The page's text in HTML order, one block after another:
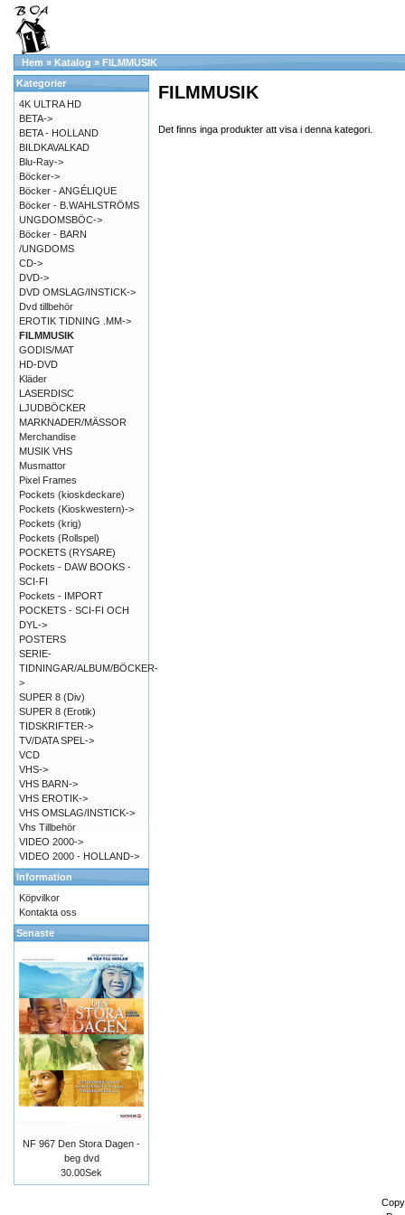
Hem » Katalog » FILMMUSIK
FILMMUSIK
Det finns inga produkter att visa i denna kategori.
Kategorier
4K ULTRA HD
BETA->
BETA - HOLLAND
BILDKAVALKAD
Blu-Ray->
Böcker->
Böcker - ANGÉLIQUE
Böcker - B.WAHLSTRÖMS
UNGDOMSBÖC->
Böcker - BARN
/UNGDOMS
CD->
DVD->
DVD OMSLAG/INSTICK->
Dvd tillbehör
EROTIK TIDNING .MM->
FILMMUSIK
GODIS/MAT
HD-DVD
Kläder
LASERDISC
LJUDBÖCKER
MARKNADER/MÄSSOR
Merchandise
MUSIK VHS
Musmattor
Pixel Frames
Pockets (kioskdeckare)
Pockets (Kioskwestern)->
Pockets (krig)
Pockets (Rollspel)
POCKETS (RYSARE)
Pockets - DAW BOOKS -
SCI-FI
Pockets - IMPORT
POCKETS - SCI-FI OCH
DYL->
POSTERS
SERIE-
TIDNINGAR/ALBUM/BÖCKER-
>
SUPER 8 (Div)
SUPER 8 (Erotik)
TIDSKRIFTER->
TV/DATA SPEL->
VCD
VHS->
VHS BARN->
VHS EROTIK->
VHS OMSLAG/INSTICK->
Vhs Tillbehör
VIDEO 2000->
VIDEO 2000 - HOLLAND->
Information
Köpvilkor
Kontakta oss
Senaste
NF 967 Den Stora Dagen -
beg dvd
30.00Sek